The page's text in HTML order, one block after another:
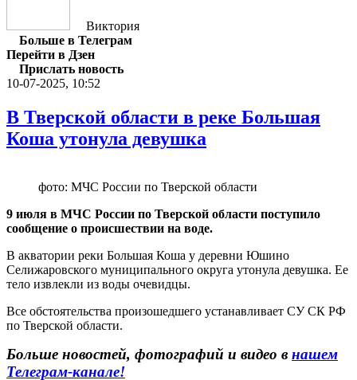
Виктория
Больше в Телеграм
Перейти в Дзен
Прислать новость
10-07-2025, 10:52
В Тверской области в реке Большая
Коша утонула девушка
фото: МЧС России по Тверской области
9 июля в МЧС России по Тверской области поступило
сообщение о происшествии на воде.
В акватории реки Большая Коша у деревни Юшино
Селижаровского муниципального округа утонула девушка. Ее
тело извлекли из воды очевидцы.
Все обстоятельства произошедшего устанавливает СУ СК РФ
по Тверской области.
Больше новостей, фотографий и видео в нашем
Телеграм-канале!